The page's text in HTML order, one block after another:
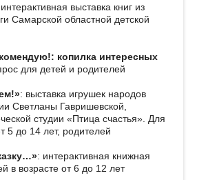
выставка книг из
Самарской областной детской
копилка интересных
для детей и родителей
: выставка игрушек народов
Светланы Гавришевской,
студии «Птица счастья». Для
5 до 14 лет, родителей
: интерактивная книжная
в возрасте от 6 до 12 лет